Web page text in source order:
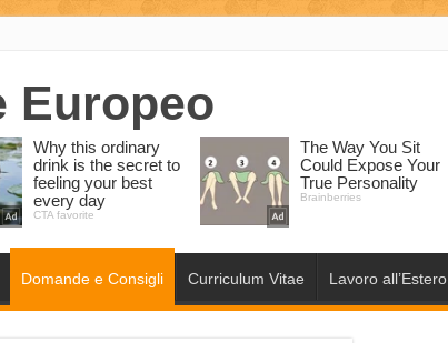
Domande e Consigli Curriculum Vitae Lavoro all’Estero